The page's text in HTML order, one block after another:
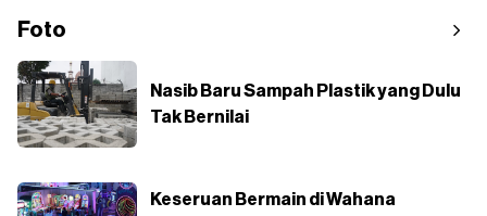
Foto
Nasib Baru Sampah Plastik yang Dulu
Tak Bernilai
Keseruan Bermain di Wahana